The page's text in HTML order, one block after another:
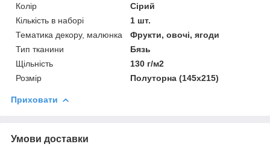
Колір
Сірий
Кількість в наборі
1 шт.
Тематика декору, малюнка
Фрукти, овочі, ягоди
Тип тканини
Бязь
Щільність
130 г/м2
Розмір
Полуторна (145х215)
Приховати
Умови доставки